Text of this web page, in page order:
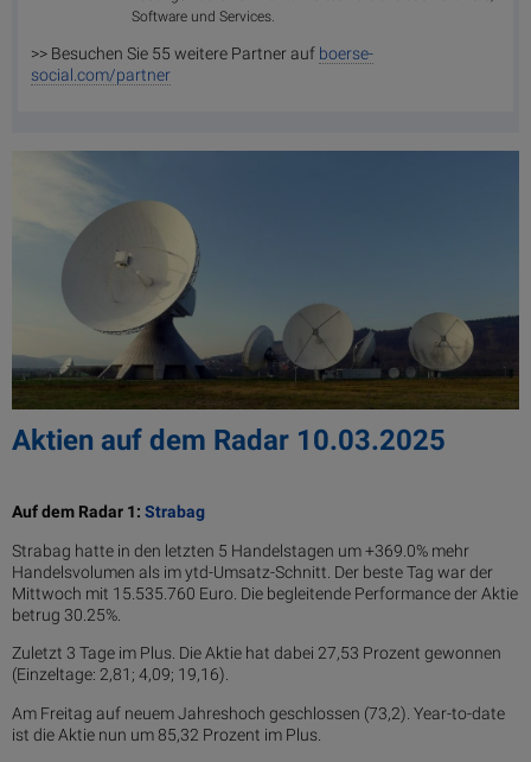
Software und Services.
>> Besuchen Sie 55 weitere Partner auf boerse-
social.com/partner
Aktien auf dem Radar 10.03.2025
Auf dem Radar 1: Strabag
Strabag hatte in den letzten 5 Handelstagen um +369.0% mehr
Handelsvolumen als im ytd-Umsatz-Schnitt. Der beste Tag war der
Mittwoch mit 15.535.760 Euro. Die begleitende Performance der Aktie
betrug 30.25%.
Zuletzt 3 Tage im Plus. Die Aktie hat dabei 27,53 Prozent gewonnen
(Einzeltage: 2,81; 4,09; 19,16).
Am Freitag auf neuem Jahreshoch geschlossen (73,2). Year-to-date
ist die Aktie nun um 85,32 Prozent im Plus.